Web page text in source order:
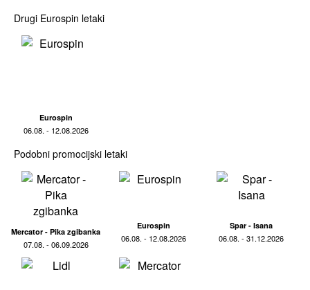
Drugi Eurospin letaki
Eurospin
06.08. - 12.08.2026
Podobni promocijski letaki
Mercator - Pika zgibanka
07.08. - 06.09.2026
Eurospin
06.08. - 12.08.2026
Spar - Isana
06.08. - 31.12.2026